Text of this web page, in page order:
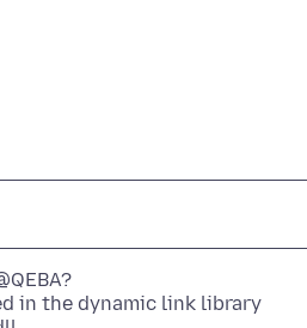
in the dynamic link library